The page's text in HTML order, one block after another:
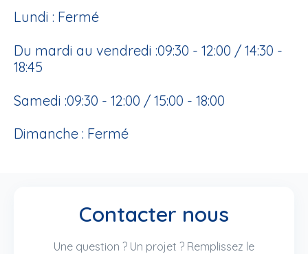
Lundi : Fermé
Du mardi au vendredi :09:30 - 12:00 / 14:30 -
18:45
Samedi :09:30 - 12:00 / 15:00 - 18:00
Dimanche : Fermé
Contacter nous
Une question ? Un projet ? Remplissez le